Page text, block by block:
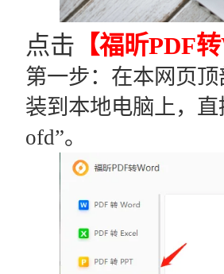
点击 【福昕PDF
第一步：在本网页
装到本地电脑上，
ofd”。